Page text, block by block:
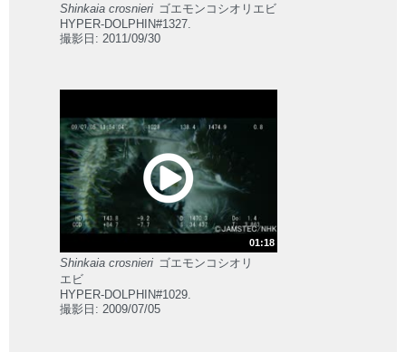
Shinkaia crosnieri ゴエモンコシオリエビ
HYPER-DOLPHIN#1327.
撮影日: 2011/09/30
01:18
Shinkaia crosnieri ゴエモンコシオリ
エビ
HYPER-DOLPHIN#1029.
撮影日: 2009/07/05